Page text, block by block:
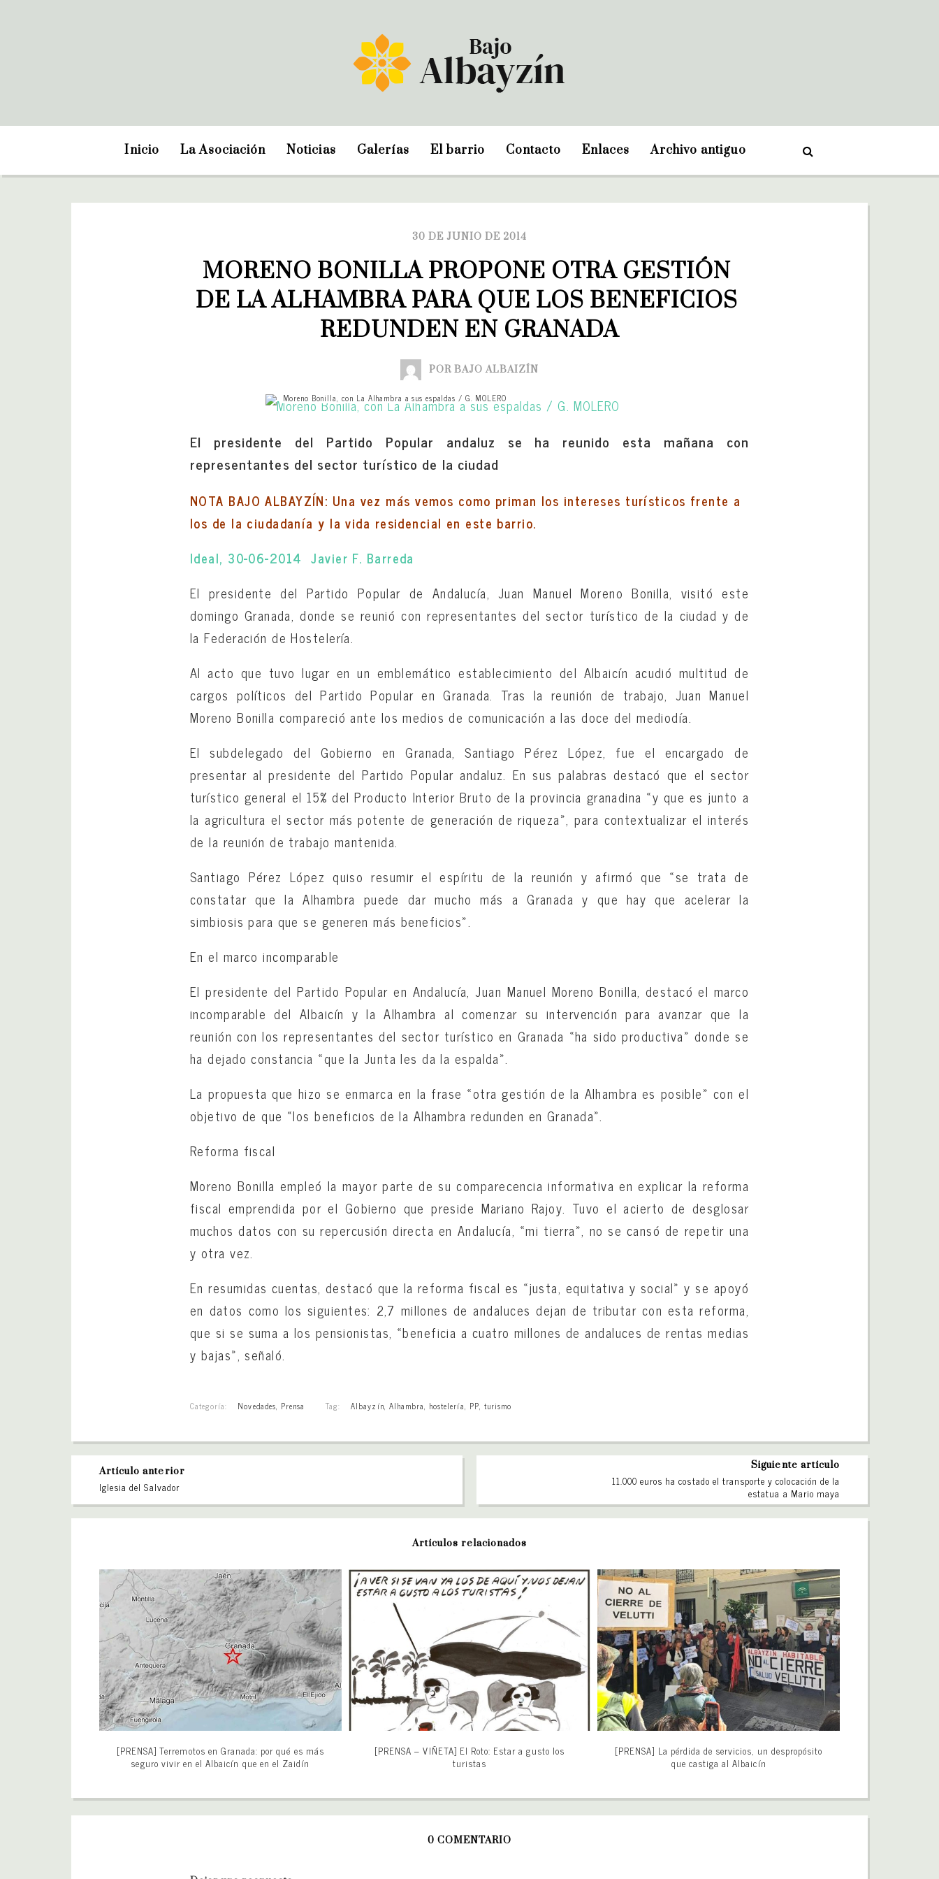
Inicio La Asociación Noticias Galerías El barrio Contacto Enlaces Archivo antiguo
30 DE JUNIO DE 2014
MORENO BONILLA PROPONE OTRA GESTIÓN
DE LA ALHAMBRA PARA QUE LOS BENEFICIOS
REDUNDEN EN GRANADA
POR BAJO ALBAIZÍN
Moreno Bonilla, con La Alhambra a sus espaldas / G. MOLERO
El presidente del Partido Popular andaluz se ha reunido esta mañana con
representantes del sector turístico de la ciudad
NOTA BAJO ALBAYZÍN: Una vez más vemos como priman los intereses turísticos frente a
los de la ciudadanía y la vida residencial en este barrio.
Ideal, 30-06-2014 Javier F. Barreda
El presidente del Partido Popular de Andalucía, Juan Manuel Moreno Bonilla, visitó este
domingo Granada, donde se reunió con representantes del sector turístico de la ciudad y de
la Federación de Hostelería.
Al acto que tuvo lugar en un emblemático establecimiento del Albaicín acudió multitud de
cargos políticos del Partido Popular en Granada. Tras la reunión de trabajo, Juan Manuel
Moreno Bonilla compareció ante los medios de comunicación a las doce del mediodía.
El subdelegado del Gobierno en Granada, Santiago Pérez López, fue el encargado de
presentar al presidente del Partido Popular andaluz. En sus palabras destacó que el sector
turístico general el 15% del Producto Interior Bruto de la provincia granadina «y que es junto a
la agricultura el sector más potente de generación de riqueza», para contextualizar el interés
de la reunión de trabajo mantenida.
Santiago Pérez López quiso resumir el espíritu de la reunión y afirmó que «se trata de
constatar que la Alhambra puede dar mucho más a Granada y que hay que acelerar la
simbiosis para que se generen más beneficios».
En el marco incomparable
El presidente del Partido Popular en Andalucía, Juan Manuel Moreno Bonilla, destacó el marco
incomparable del Albaicín y la Alhambra al comenzar su intervención para avanzar que la
reunión con los representantes del sector turístico en Granada «ha sido productiva» donde se
ha dejado constancia «que la Junta les da la espalda».
La propuesta que hizo se enmarca en la frase «otra gestión de la Alhambra es posible» con el
objetivo de que «los beneficios de la Alhambra redunden en Granada».
Reforma fiscal
Moreno Bonilla empleó la mayor parte de su comparecencia informativa en explicar la reforma
fiscal emprendida por el Gobierno que preside Mariano Rajoy. Tuvo el acierto de desglosar
muchos datos con su repercusión directa en Andalucía, «mi tierra», no se cansó de repetir una
y otra vez.
En resumidas cuentas, destacó que la reforma fiscal es «justa, equitativa y social» y se apoyó
en datos como los siguientes: 2,7 millones de andaluces dejan de tributar con esta reforma,
que si se suma a los pensionistas, «beneficia a cuatro millones de andaluces de rentas medias
y bajas», señaló.
Categoría: Novedades Prensa Tag: Albayzín Alhambra hostelería PP turismo
Artículo anterior
Iglesia del Salvador
Siguiente artículo
11.000 euros ha costado el transporte y colocación de la
estatua a Mario maya
Artículos relacionados
[PRENSA] Terremotos en Granada: por qué es más
seguro vivir en el Albaicín que en el Zaidín
[PRENSA – VIÑETA] El Roto: Estar a gusto los
turistas
[PRENSA] La pérdida de servicios, un despropósito
que castiga al Albaicín
0 COMENTARIO